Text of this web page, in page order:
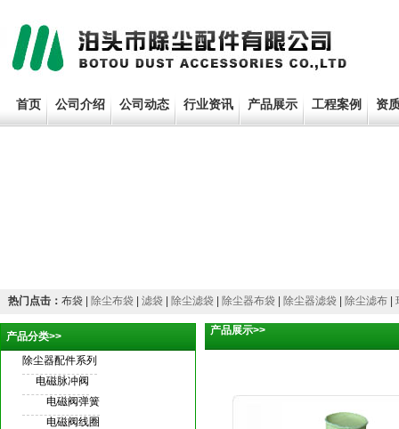
首页 公司介绍 公司动态 行业资讯 产品展示 工程案例 资
热门点击： 布袋 | 除尘布袋 滤袋 除尘滤袋 除尘器布袋 除尘器滤袋 除尘滤布
产品分类>>
除尘器配件系列
电磁脉冲阀
电磁阀弹簧
电磁阀线圈
产品展示>>